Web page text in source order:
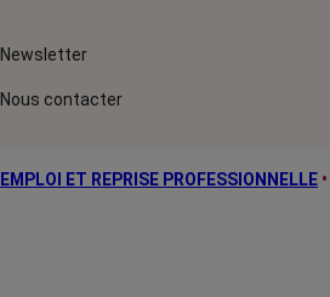
Newsletter
Nous contacter
EMPLOI ET REPRISE PROFESSIONNELLE •